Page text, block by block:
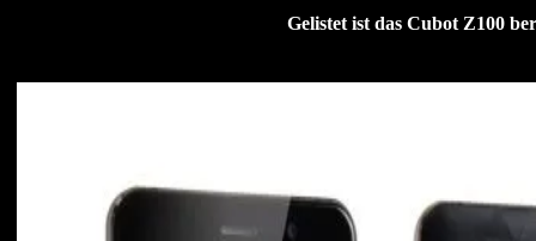
Gelistet ist das Cubot Z100